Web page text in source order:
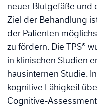
neuer Blutgefäße und
Ziel der Behandlung
der Patienten
zu fördern. Die TPS®
in klinischen Studien
hausinternen Studie.
kognitive Fähigkeit
Cognitive-